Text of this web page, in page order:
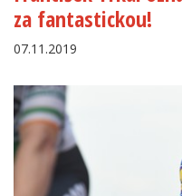
za fantastickou!
07.11.2019